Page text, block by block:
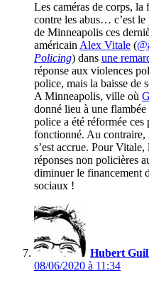
Les caméras de corps,
contre les abus… c’est
de Minneapolis ces
américainAlex Vitale (
Policing) dans une
réponse aux violences
police, mais la baisse de
A Minneapolis, ville où
donné lieu à une
police a été réformée ces
fonctionné. Au contraire,
s’est accrue. Pour
réponses non policières
diminuer le financement
sociaux !
Hubert
08/06/2020 à 11:34